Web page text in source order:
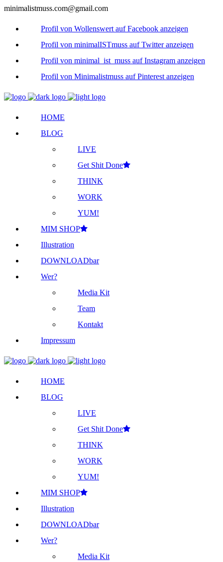
minimalistmuss.com@gmail.com
Profil von Wollenswert auf Facebook anzeigen
Profil von minimalISTmuss auf Twitter anzeigen
Profil von minimal_ist_muss auf Instagram anzeigen
Profil von Minimalistmuss auf Pinterest anzeigen
HOME
BLOG
LIVE
Get Shit Done
THINK
WORK
YUM!
MIM SHOP
Illustration
DOWNLOADbar
Wer?
Media Kit
Team
Kontakt
Impressum
HOME
BLOG
LIVE
Get Shit Done
THINK
WORK
YUM!
MIM SHOP
Illustration
DOWNLOADbar
Wer?
Media Kit